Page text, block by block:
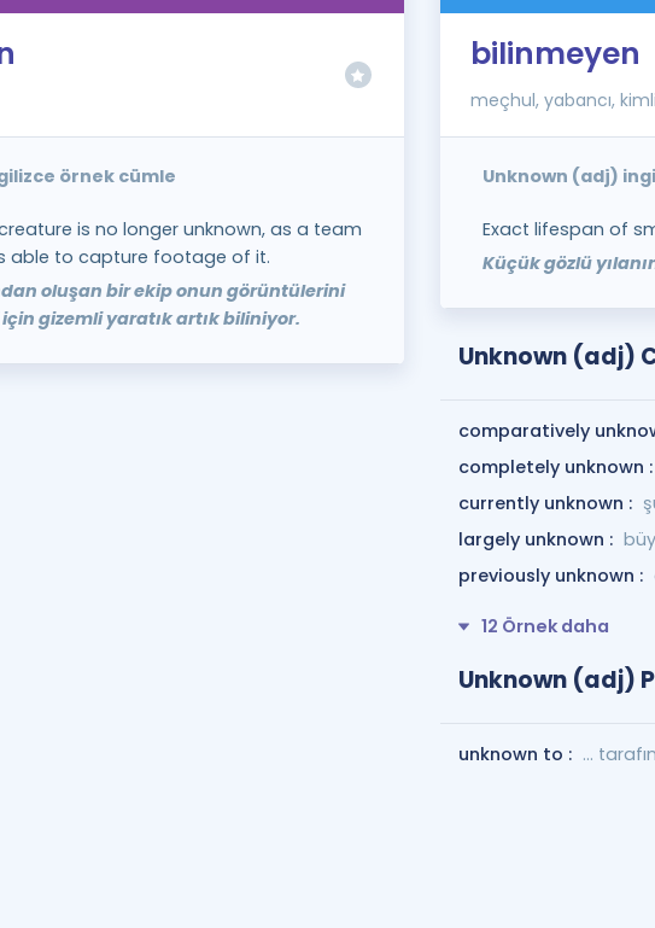
örnek cümle
is no longer unknown, as a team
able to capture footage of it.
oluşan bir ekip onun görüntülerini
gizemli yaratık artık biliniyor.
bilinmeyen
meçhul, yabancı,
Unknown (adj)
Exact lifespan of
Küçük gözlü
Unknown (adj)
comparatively
completely unknown :
currently unknown :
largely unknown :
previously unknown :
12 Örnek daha
Unknown (adj)
unknown to : ...